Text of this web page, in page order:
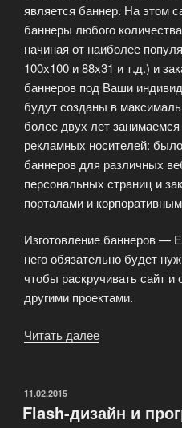
является баннер. На этом
баннеры любого
начиная от наиболее
100х100 и 88х31 и т.д.) и
баннеров под Ваши
будут созданы в
более двух лет
рекламных носителей:
баннеров для различных
персональных страниц и
порталами и
Изготовление баннеров —
него обязательно будет
чтобы раскручивать сайт
другими проектами.
Читать далее
сайтов»
ОПУБЛИКОВАНО
11.02.2015
Flash-дизайн и